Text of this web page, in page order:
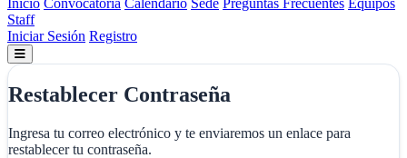
Inicio Convocatoria Calendario Sede Preguntas Frecuentes Equipos
Staff
Iniciar Sesión Registro
Restablecer Contraseña
Ingresa tu correo electrónico y te enviaremos un enlace para
restablecer tu contraseña.